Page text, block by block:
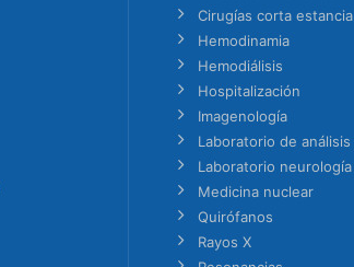
Cirugías corta estancia
Hemodinamia
Hemodiálisis
Hospitalización
Imagenología
Laboratorio de análisis
Laboratorio neurología
Medicina nuclear
Quirófanos
Rayos X